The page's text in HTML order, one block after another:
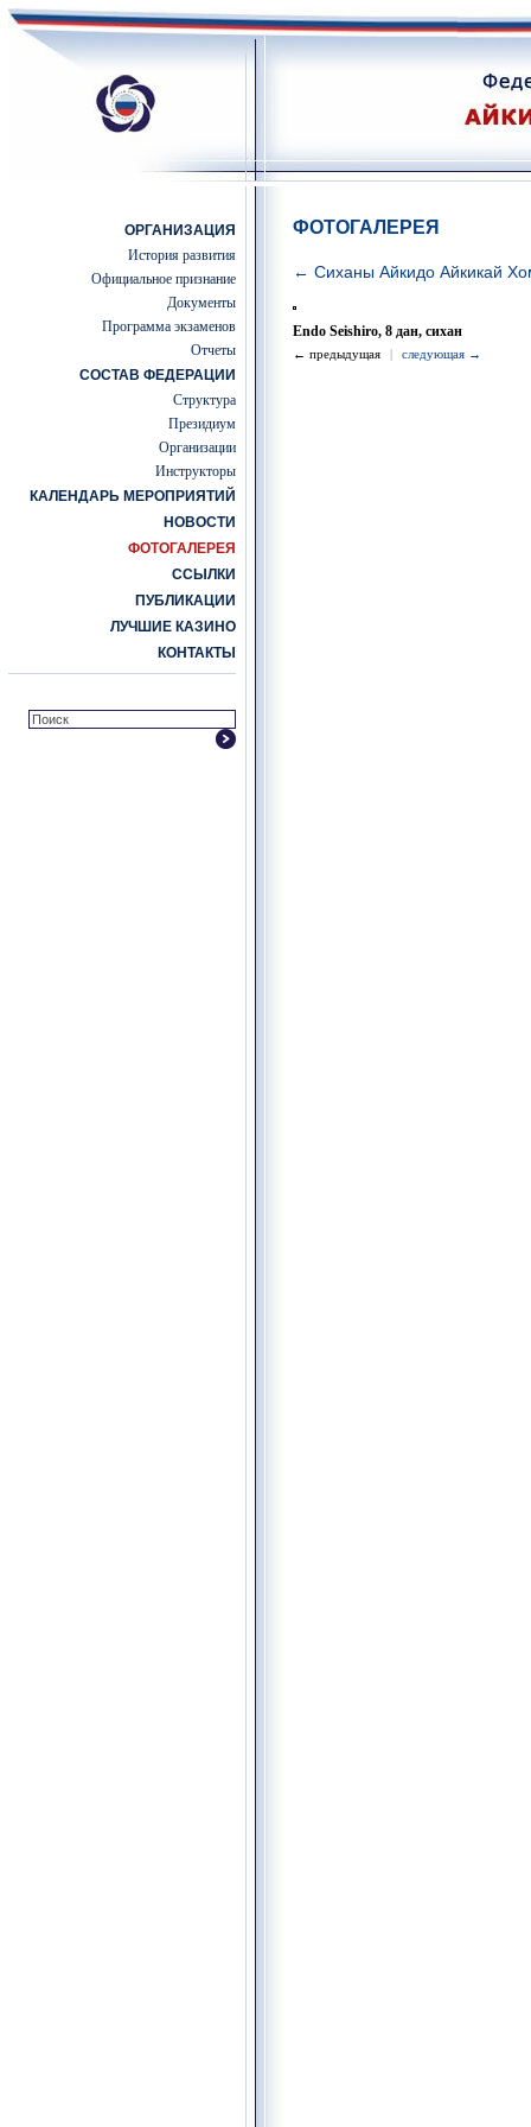
ОРГАНИЗАЦИЯ
История развития
Официальное признание
Документы
Программа экзаменов
Отчеты
СОСТАВ ФЕДЕРАЦИИ
Структура
Президиум
Организации
Инструкторы
КАЛЕНДАРЬ МЕРОПРИЯТИЙ
НОВОСТИ
ФОТОГАЛЕРЕЯ
ССЫЛКИ
ПУБЛИКАЦИИ
ЛУЧШИЕ КАЗИНО
КОНТАКТЫ
ФОТОГАЛЕРЕЯ
← Сиханы Айкидо Айкикай
Endo Seishiro, 8 дан, сихан
← предыдущая | следующая →